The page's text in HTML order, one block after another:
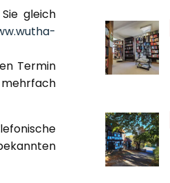
gleich
Termin